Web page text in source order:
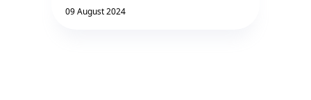
09 August 2024